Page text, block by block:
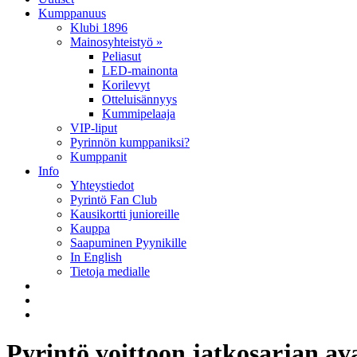
Kumppanuus
Klubi 1896
Mainosyhteistyö »
Peliasut
LED-mainonta
Korilevyt
Otteluisännyys
Kummipelaaja
VIP-liput
Pyrinnön kumppaniksi?
Kumppanit
Info
Yhteystiedot
Pyrintö Fan Club
Kausikortti junioreille
Kauppa
Saapuminen Pyynikille
In English
Tietoja medialle